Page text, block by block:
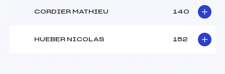
CORDIER MATHIEU 140
HUEBER NICOLAS 152